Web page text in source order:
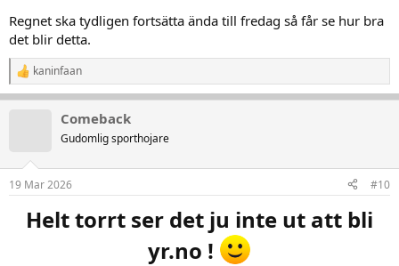
Regnet ska tydligen fortsätta ända till fredag så får se hur bra
det blir detta.
R
e
e
kaninfaan
Comeback
Gudomlig sporthojare
19 Mar 2026 #10
Helt torrt ser det ju inte ut att bli
yr.no !